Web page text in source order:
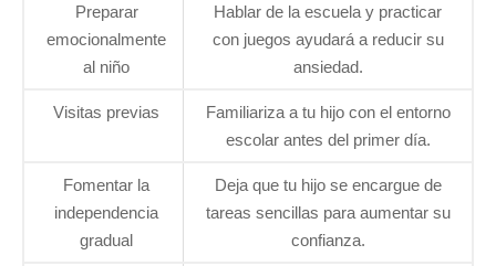
Preparar
emocionalmente
al niño
Hablar de la escuela y practicar
con juegos ayudará a reducir su
ansiedad.
Visitas previas
Familiariza a tu hijo con el entorno
escolar antes del primer día.
Fomentar la
independencia
gradual
Deja que tu hijo se encargue de
tareas sencillas para aumentar su
confianza.